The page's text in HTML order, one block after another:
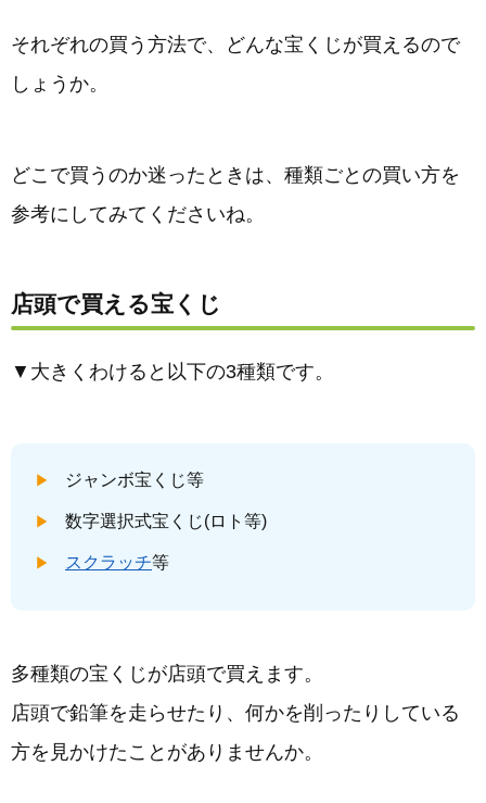
それぞれの買う方法で、どんな宝くじが買えるので
しょうか。
どこで買うのか迷ったときは、種類ごとの買い方を
参考にしてみてくださいね。
店頭で買える宝くじ
▼大きくわけると以下の3種類です。
ジャンボ宝くじ等
数字選択式宝くじ(ロト等)
スクラッチ等
多種類の宝くじが店頭で買えます。
店頭で鉛筆を走らせたり、何かを削ったりしている
方を見かけたことがありませんか。